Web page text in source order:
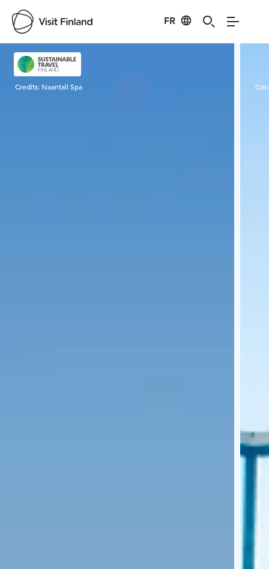
FR
Visit Finland
Credits: Naantali Spa